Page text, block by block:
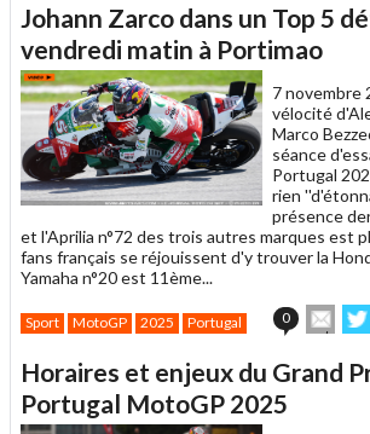
à
un
ami
Johann Zarco dans un Top 5
vendredi matin à Portimao
7 novembre
vélocité
Marco
séance
Portugal
rien
présence
et l'Aprilia n°72 des trois autres marques est
fans français se réjouissent d'y trouver la
Yamaha n°20 est 11ème...
Sport MotoGP 2025 Portugal 0
cet
à
sur
Horaires et enjeux du Grand
Portugal MotoGP 2025